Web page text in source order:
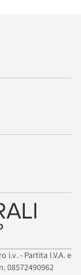
i.v. - Partita I.V.A. e
08572490962